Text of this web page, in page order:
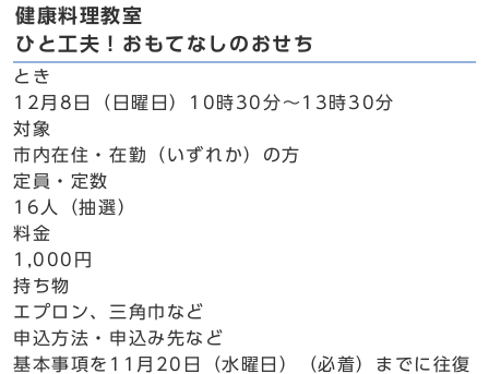
健康料理教室
ひと工夫！おもてなしのおせち
とき
12月8日（日曜日）10時30分～13時30分
対象
市内在住・在勤（いずれか）の方
定員・定数
16人（抽選）
料金
1,000円
持ち物
エプロン、三角巾など
申込方法・申込み先など
基本事項を11月20日（水曜日）（必着）までに往復